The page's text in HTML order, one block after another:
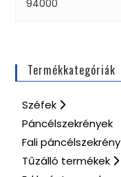
Termékkategóriák
Széfek
Páncélszekrények
Fali páncélszekrény
Tűzálló termékek